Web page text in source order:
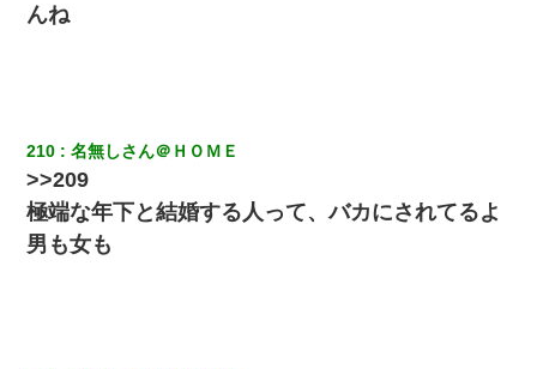
んね
210 名無しさん＠ＨＯＭＥ
>>209
極端な年下と結婚する人って、バカにされてるよ
男も女も